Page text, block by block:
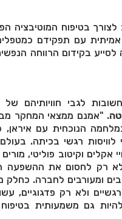
בטיפוח המוטיבציה
אמיתית עם תפקידם
לסייע בקידום הרווחה
לגבי חוויותיהם
. "אמנם ממצאי המחקר
הנוכחית עם
לוויסות רגשי בכיתה.
אקלים וקיטוב פוליטי,
רק לחסום את ההשפעה
ומעורבים לחברה. כחלק
ולא רק פדגוגיים,
גם משמעותית